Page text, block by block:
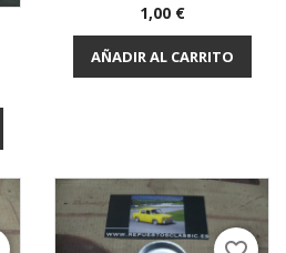
Precio
1,00 €
AÑADIR AL CARRITO